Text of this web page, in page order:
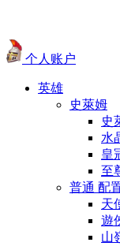
个人账户
英雄
史萊姆
史
水
皇
至
普通 配
天
遊
山